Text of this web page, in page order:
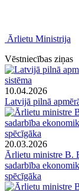
Ārlietu Ministrija
Vēstniecības ziņas
10.04.2026
Latvijā pilnā
20.03.2026
Ārlietu ministre B.
sadarbība
spēcīgāka